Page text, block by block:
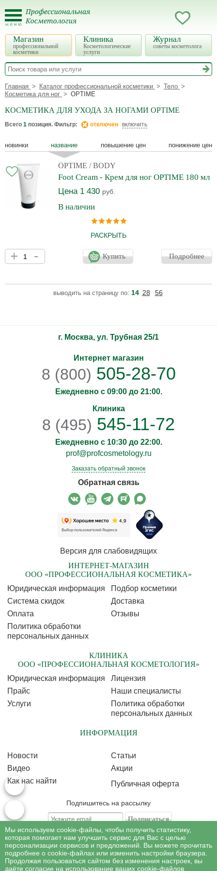
Магазин
профессиональной
косметики
Клиника
Косметологические
услуги
Журнал
советы косметолога
Главная Каталог профессиональной косметики
Тело
Косметика для ног
OPTIME
КОСМЕТИКА ДЛЯ УХОДА ЗА НОГАМИ OPTIME
Всего 1 позиция. Фильтр: отключен включить
новинки название повышение цен понижение цен
OPTIME / BODY
Foot Cream - Крем для ног OPTIME 180 мл
Цена 1 430 руб.
В наличии
РАСКРЫТЬ
Крем OPTIME сделает кожу ног мягкой и нежной. Избавит от
сухости, гиперкератоза и натоптышей. Отдушка в креме -
горький лимон.
+ - Купить Подробнее
выводить на страницу по: 14 28 56
г. Москва, ул. Трубная 25/1
Интернет магазин
8 (800) 505-28-70
Ежедневно с 09:00 до 21:00.
Клиника
8 (495) 545-11-72
Ежедневно с 10:30 до 22:00.
prof@profcosmetology.ru
Заказать обратный звонок
Обратная связь
Версия для слабовидящих
ИНТЕРНЕТ-МАГАЗИН
ООО «ПРОФЕССИОНАЛЬНАЯ КОСМЕТИКА»
Юридическая информация
Подбор косметики
Cистема скидок
Доставка
Оплата
Отзывы
Политика обработки
персональных данных
КЛИНИКА
ООО «ПРОФЕССИОНАЛЬНАЯ КОСМЕТОЛОГИЯ»
Юридическая информация
Лицензия
Прайс
Наши специалисты
Услуги
Политика обработки
персональных данных
ИНФОРМАЦИЯ
Новости
Статьи
Видео
Акции
Как нас найти
Публичная оферта
Подпишитесь на рассылку
Подписываясь на рассылку, Вы соглашаетесь c условиями политикиобработки
персональных данных
©Профессиональная косметология, 2007 - 2026
Мы используем cookie-файлы, чтобы получить статистику,
которая помогает нам улучшить сервис для Вас с целью
персонализации сервисов и предложений. Вы можете прочитать
подробнее о cookie-файлах или изменить настройки браузера.
Продолжая пользоваться сайтом без изменения настроек, вы
даёте согласие на использование ваших cookie-файлов